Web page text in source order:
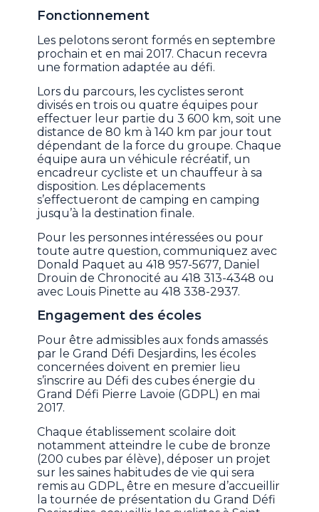
Fonctionnement
Les pelotons seront formés en septembre
prochain et en mai 2017. Chacun recevra
une formation adaptée au défi.
Lors du parcours, les cyclistes seront
divisés en trois ou quatre équipes pour
effectuer leur partie du 3 600 km, soit une
distance de 80 km à 140 km par jour tout
dépendant de la force du groupe. Chaque
équipe aura un véhicule récréatif, un
encadreur cycliste et un chauffeur à sa
disposition. Les déplacements
s’effectueront de camping en camping
jusqu’à la destination finale.
Pour les personnes intéressées ou pour
toute autre question, communiquez avec
Donald Paquet au 418 957-5677, Daniel
Drouin de Chronocité au 418 313-4348 ou
avec Louis Pinette au 418 338-2937.
Engagement des écoles
Pour être admissibles aux fonds amassés
par le Grand Défi Desjardins, les écoles
concernées doivent en premier lieu
s’inscrire au Défi des cubes énergie du
Grand Défi Pierre Lavoie (GDPL) en mai
2017.
Chaque établissement scolaire doit
notamment atteindre le cube de bronze
(200 cubes par élève), déposer un projet
sur les saines habitudes de vie qui sera
remis au GDPL, être en mesure d’accueillir
la tournée de présentation du Grand Défi